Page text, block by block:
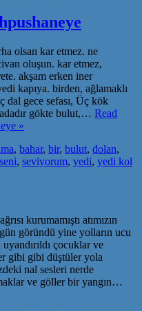
olsan kar etmez. ne
oluşun. kar etmez,
akşam erken iner
kapıya. birden, ağlamaklı
dal gece sefası, Üç kök
gökte bulut,… Read
»
, bahar, bir, bulut, dolan,
seni, seviyorum, yedi, yedi kol
kurumamıştı atımızın
göründü yine yolların ucu
çocuklar ve
gibi gibi düştüler yola
nal sesleri nerde
ve göller bir yangın…